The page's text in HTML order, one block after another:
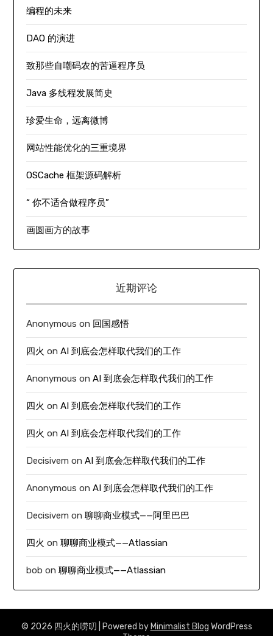
编程的未来
DAO 的演进
致那些自嘲码农的苦逼程序员
Java 多线程发展简史
珍爱生命，远离微博
网站性能优化的三重境界
OSCache 框架源码解析
“ 你不适合做程序员”
画圆画方的故事
近期评论
Anonymous on 回国感悟
四火 onAI 到底会怎样取代我们的工作
Anonymous onAI 到底会怎样取代我们的工作
四火 onAI 到底会怎样取代我们的工作
四火 onAI 到底会怎样取代我们的工作
Decisivem onAI 到底会怎样取代我们的工作
Anonymous onAI 到底会怎样取代我们的工作
Decisivem on聊聊商业模式——阿里巴巴
四火 on聊聊商业模式——Atlassian
bob on聊聊商业模式——Atlassian
© 2026 四火的唠叨 | Powered by Minimalist Blog WordPress